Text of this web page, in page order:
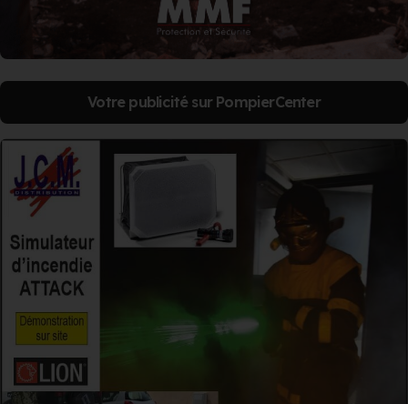
Votre publicité sur PompierCenter